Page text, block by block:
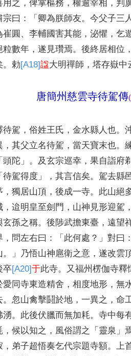
用之 ，俾掌樞務 ，權逾宰相 ， 判
宗曰 ：「 卿為朕師友。今父子三
崔圓 、李輔國害其能 ，泌懼 ，乞
粒數年 ，遂見瓚焉。後終居相位
。勅[A18]諡大明禪師 ，塔存嶽中
唐簡州慈雲寺待駕傳(
待駕 ，俗姓王氏 ，金水縣人也。
，其父立名待駕 ，當天寶末也。
頭陀 」。 及玄宗巡幸 ，果自詣府
待駕得度 」，其言信矣。 駕去縣
，獨居山頂 ，後成一寺。 此山絕
，迨明皇至劍 門 ， 山神見形迎駕
玄孫之稱。後陟武擔東臺 ，遠望
， 問左右曰 ：「 此何處 ？」對曰
。」 乃悟山神扈衛之意 ，遂改雲
卒[A20]于此寺。
又福州楞伽寺釋
愛同寺東造精舍 ，相度地形 ，無
。忽山禽擊鬪於地 ，一異之 ，命
湧。 此後伏臘而無加耗。寺中每
，候以知之 ， 風俗謂之 「 靈泉 」
， 弟子超悟奏乞代宗題寺額。上